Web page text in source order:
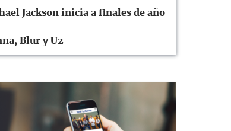
Jackson inicia a finales de año
Blur y U2